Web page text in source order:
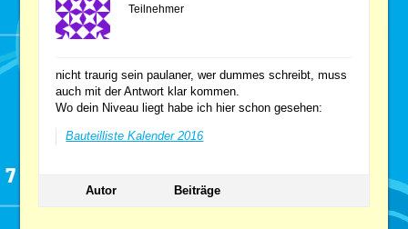
Teilnehmer
nicht traurig sein paulaner, wer dummes schreibt, muss
auch mit der Antwort klar kommen.
Wo dein Niveau liegt habe ich hier schon gesehen:
Bauteilliste Kalender 2016
Autor Beiträge